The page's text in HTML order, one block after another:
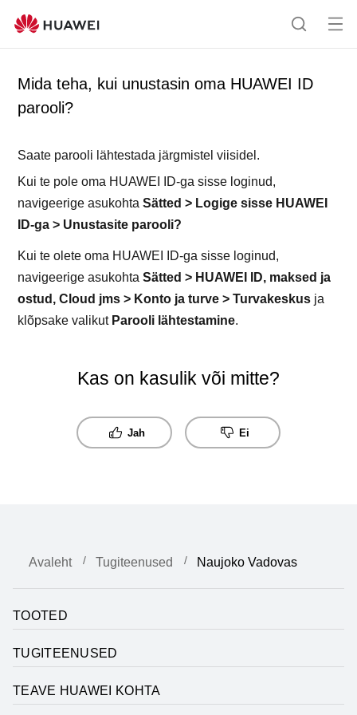
O
i
Av
Mida teha, kui unustasin oma HUAWEI ID
parooli?
Saate parooli lähtestada järgmistel viisidel.
Kui te pole oma HUAWEI ID-ga sisse loginud,
navigeerige asukohtaSätted > Logige sisse HUAWEI
ID-ga > Unustasite parooli?
Kui te olete oma HUAWEI ID-ga sisse loginud,
navigeerige asukohtaSätted > HUAWEI ID, maksed ja
ostud, Cloud jms > Konto ja turve >Turvakeskus ja
klõpsake valikut Parooli lähtestamine.
Kas on kasulik või mitte?
Jah Ei
Avaleht Tugiteenused Naujoko Vadovas
TOOTED
TUGITEENUSED
TEAVE HUAWEI KOHTA